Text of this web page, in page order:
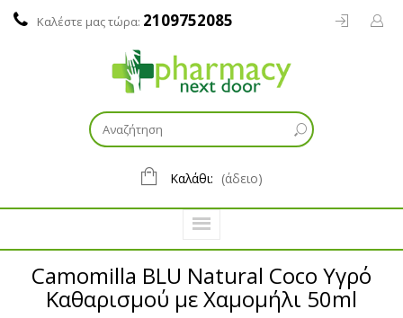
Καλέστε μας τώρα: 2109752085
Καλάθι: (άδειο)
Camomilla BLU Natural Coco Υγρό
Καθαρισμού με Χαμομήλι 50ml